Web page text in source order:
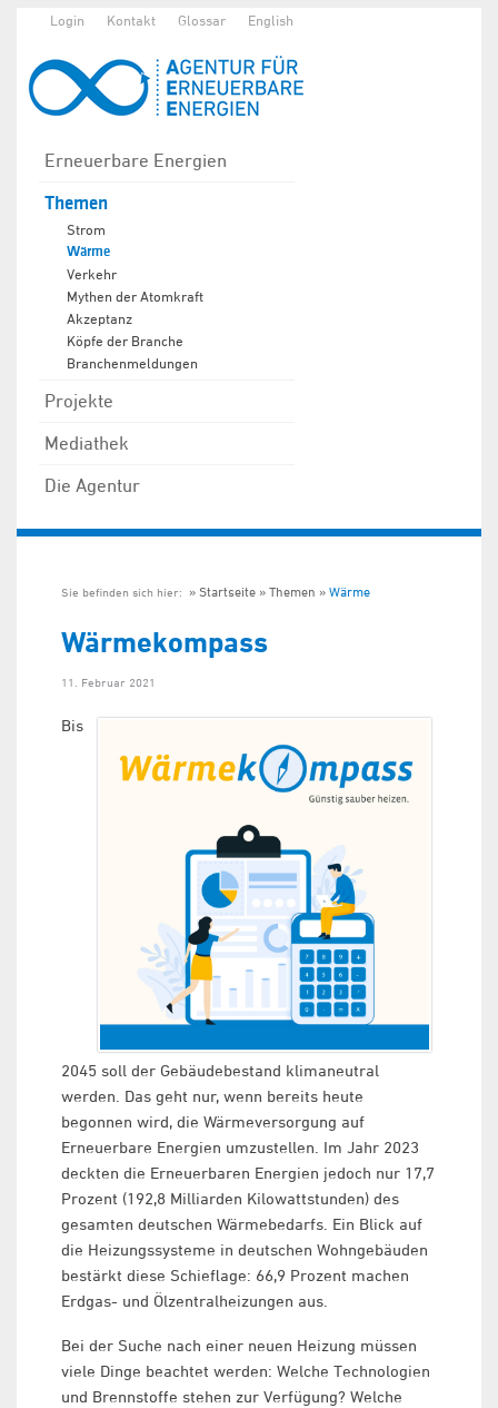
Login Kontakt Glossar English
Erneuerbare Energien
Themen
Strom
Wärme
Verkehr
Mythen der Atomkraft
Akzeptanz
Köpfe der Branche
Branchenmeldungen
Projekte
Mediathek
Die Agentur
Sie befinden sich hier: Startseite Themen Wärme
Wärmekompass
11. Februar 2021
Bis
2045 soll der Gebäudebestand klimaneutral
werden. Das geht nur, wenn bereits heute
begonnen wird, die Wärmeversorgung auf
Erneuerbare Energien umzustellen. Im Jahr 2023
deckten die Erneuerbaren Energien jedoch nur 17,7
Prozent (192,8 Milliarden Kilowattstunden) des
gesamten deutschen Wärmebedarfs. Ein Blick auf
die Heizungssysteme in deutschen Wohngebäuden
bestärkt diese Schieflage: 66,9 Prozent machen
Erdgas- und Ölzentralheizungen aus.
Bei der Suche nach einer neuen Heizung müssen
viele Dinge beachtet werden: Welche Technologien
und Brennstoffe stehen zur Verfügung? Welche